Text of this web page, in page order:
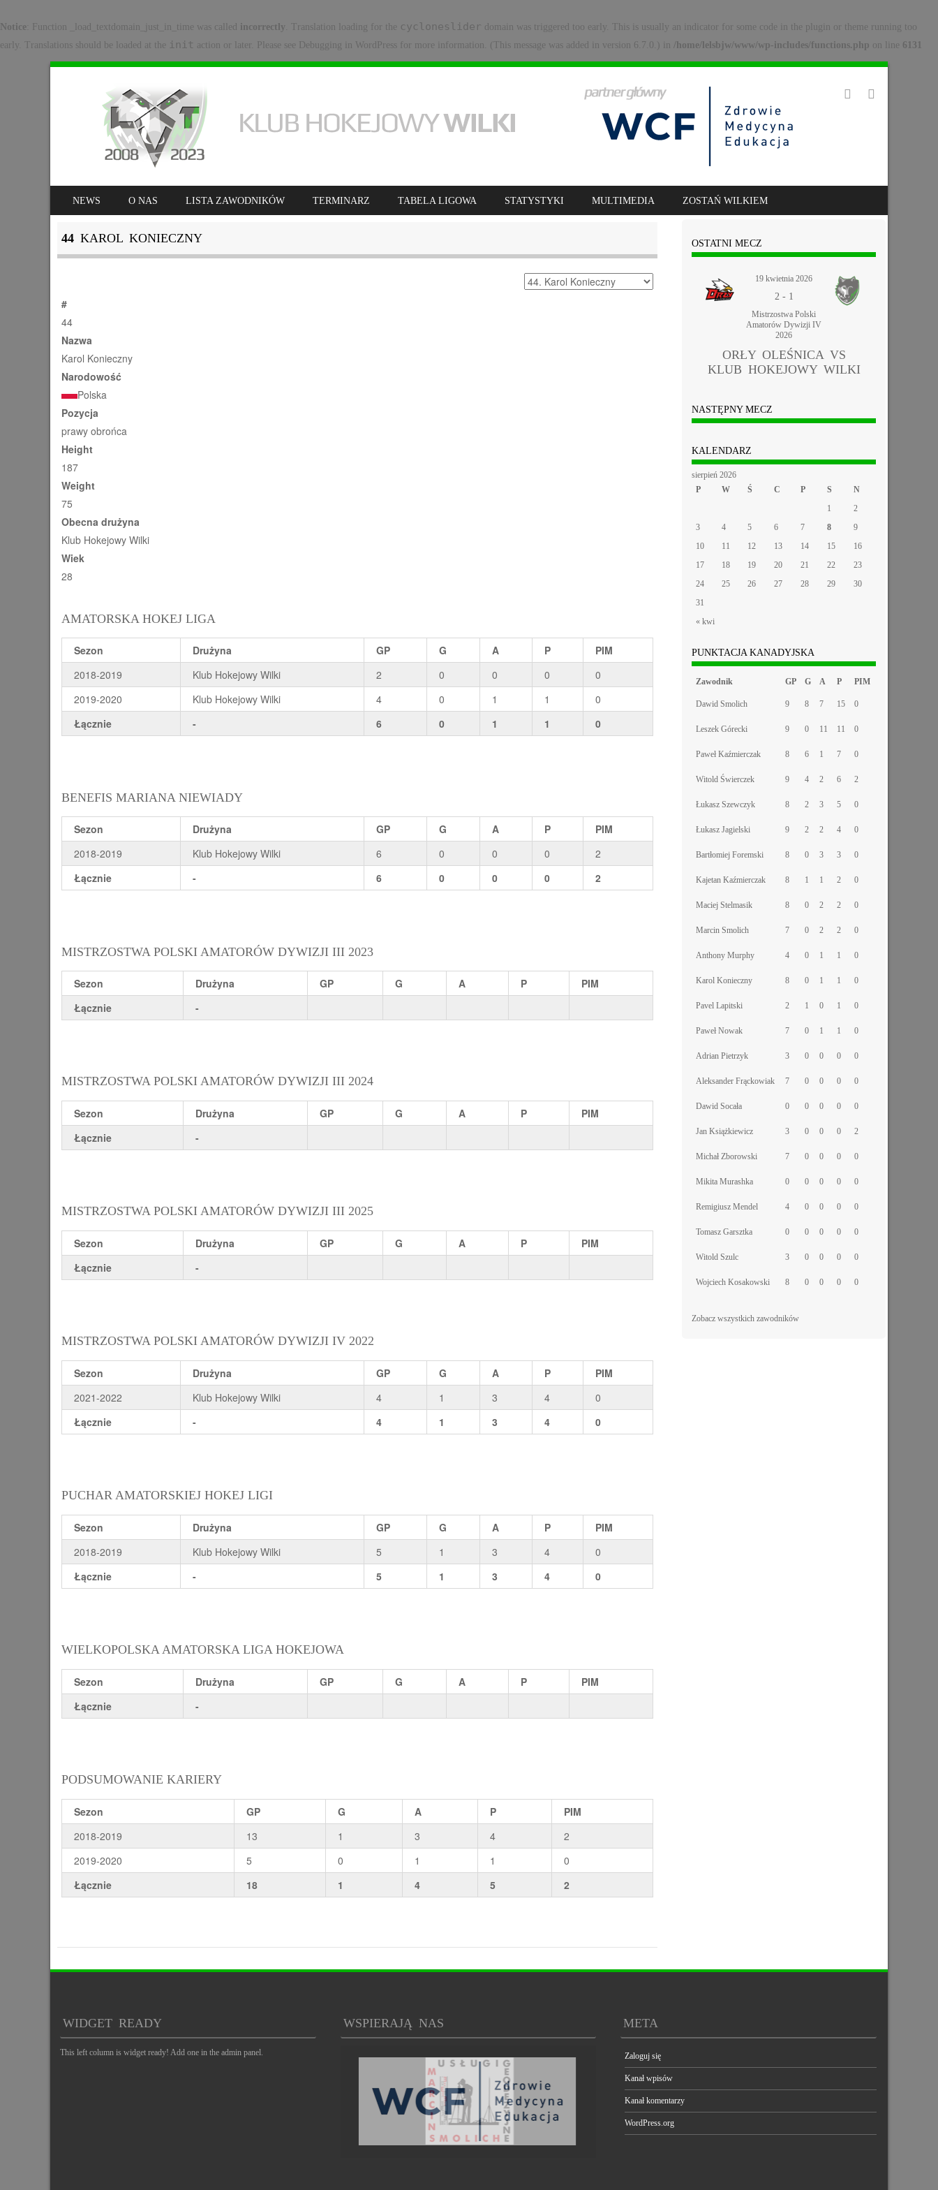
Notice : Function _load_textdomain_just_in_time was called incorrectly . Translation loading for the cycloneslider domain was triggered too early. This is usually an indicator for some code in the plugin or theme running too
early. Translations should be loaded at the init action or later. Please see Debugging in WordPress for more information. (This message was added in version 6.7.0.) in /home/lelsbjw/www/wp-includes/functions.php on line 6131
MENU
SKIP TO CONTENT
NEWS O NAS LISTA ZAWODNIKÓW TERMINARZ TABELA LIGOWA STATYSTYKI MULTIMEDIA ZOSTAŃ WILKIEM
44KAROL KONIECZNY
#
44
Nazwa
Karol Konieczny
Narodowość
Polska
Pozycja
prawy obrońca
Height
187
Weight
75
Obecna drużyna
Klub Hokejowy Wilki
Wiek
28
AMATORSKA HOKEJ LIGA
Sezon Drużyna GP G A P
PIM
2018-2019
Klub Hokejowy Wilki 2 0 0 0
0
2019-2020
Klub Hokejowy Wilki 4 0 1 1
0
Łącznie
- 6 0 1 1 0
BENEFIS MARIANA NIEWIADY
Sezon Drużyna GP G A P
PIM
2018-2019
Klub Hokejowy Wilki 6 0 0 0
2
Łącznie
- 6 0 0 0 2
MISTRZOSTWA POLSKI AMATORÓW DYWIZJI III 2023
Sezon Drużyna GP G A P
PIM
Łącznie
-
MISTRZOSTWA POLSKI AMATORÓW DYWIZJI III 2024
Sezon Drużyna GP G A P
PIM
Łącznie
-
MISTRZOSTWA POLSKI AMATORÓW DYWIZJI III 2025
Sezon Drużyna GP G A P
PIM
Łącznie
-
MISTRZOSTWA POLSKI AMATORÓW DYWIZJI IV 2022
Sezon Drużyna GP G A P
PIM
2021-2022
Klub Hokejowy Wilki 4 1 3 4
0
Łącznie
- 4 1 3 4 0
PUCHAR AMATORSKIEJ HOKEJ LIGI
Sezon Drużyna GP G A P
PIM
2018-2019
Klub Hokejowy Wilki 5 1 3 4
0
Łącznie
- 5 1 3 4 0
WIELKOPOLSKA AMATORSKA LIGA HOKEJOWA
Sezon Drużyna GP G A P
PIM
Łącznie
-
PODSUMOWANIE KARIERY
Sezon GP G A P
PIM
2018-2019
13 1 3 4
2
2019-2020
5 0 1 1
0
Łącznie
18 1 4 5 2
OSTATNI MECZ
19 kwietnia 2026
2- 1
Mistrzostwa Polski
Amatorów Dywizji IV
2026
ORŁY OLEŚNICA VS
KLUB HOKEJOWY WILKI
NASTĘPNY MECZ
KALENDARZ
sierpień 2026
P
W Ś C P S N
« kwi
1
2
3
4 5 6 7 8
9
10
11 12 13 14 15
16
17
18 19 20 21 22
23
24
25 26 27 28 29
30
31
PUNKTACJA KANADYJSKA
Zawodnik GP G A P PIM
Dawid Smolich 9 8 7 15 0
Leszek Górecki 9 0 11 11 0
Paweł Kaźmierczak 8 6 1 7 0
Witold Świerczek 9 4 2 6 2
Łukasz Szewczyk 8 2 3 5 0
Łukasz Jagielski 9 2 2 4 0
Bartłomiej Foremski 8 0 3 3 0
Kajetan Kaźmierczak 8 1 1 2 0
Maciej Stelmasik 8 0 2 2 0
Marcin Smolich 7 0 2 2 0
Anthony Murphy 4 0 1 1 0
Karol Konieczny 8 0 1 1 0
Pavel Lapitski 2 1 0 1 0
Paweł Nowak 7 0 1 1 0
Adrian Pietrzyk 3 0 0 0 0
Aleksander Frąckowiak 7 0 0 0 0
Dawid Socała 0 0 0 0 0
Jan Książkiewicz 3 0 0 0 2
Michał Zborowski 7 0 0 0 0
Mikita Murashka 0 0 0 0 0
Remigiusz Mendel 4 0 0 0 0
Tomasz Garsztka 0 0 0 0 0
Witold Szulc 3 0 0 0 0
Wojciech Kosakowski 8 0 0 0 0
Zobacz wszystkich zawodników
WIDGET READY
This left column is widget ready! Add one in the admin panel.
WSPIERAJĄ NAS META
Zaloguj się
Kanał wpisów
Kanał komentarzy
WordPress.org